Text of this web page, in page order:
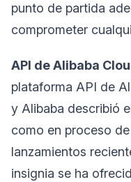
punto de partida
comprometer
API de Alibaba
plataforma API de
y Alibaba describió
como en proceso
lanzamientos
insignia se ha